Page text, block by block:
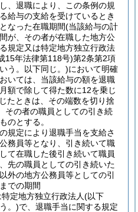
、退職により、この条例の規
給与の支給を受けているとき
なった在職期間(当該給与の計
が、その者が在職した地方公
規定又は特定地方独立行政法
15年法律第118号)第2条第2項
う。以下同じ。)において明確
いては、当該給与の額を退職
額で除して得た数に12を乗じ
たときは、その端数を切り捨
その者の職員としての引き続
のとする。
の規定により退職手当を支給さ
務員等となり、引き続いて職
て在職した後引き続いて職員
先の職員としての引き続いた
外の地方公務員等としての引
での期間
定地方独立行政法人(以下
。)で、退職手当に関する規定